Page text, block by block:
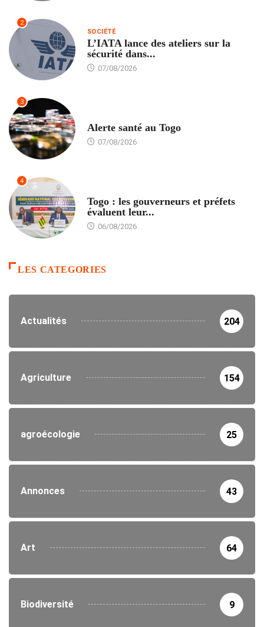
2
SOCIÉTÉ
L’IATA lance des ateliers sur la
sécurité dans...
07/08/2026
3
Alerte santé au Togo
07/08/2026
4
Togo : les gouverneurs et préfets
évaluent leur...
06/08/2026
LES CATEGORIES
Actualités 204
Agriculture 154
agroécologie 25
Annonces 43
Art 64
Biodiversité 9